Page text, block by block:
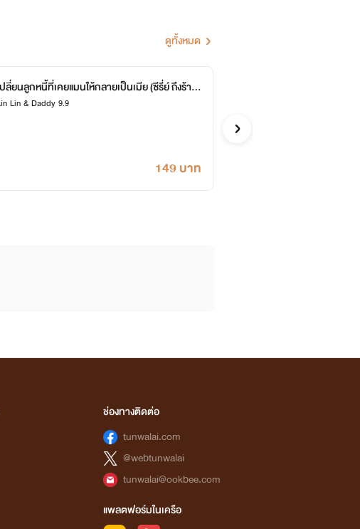
ดูทั้งหมด
ลี่ยนลูกหนี้ที่เคยแมนให้กลายเป็นเมีย (ซีรี่ย์ ถึงร้าย
หวถ้าใจมันรัก)
Lin & Daddy 9.9
149 บาท
ช่องทางติดต่อ
tunwalai.com
@webtunwalai
tunwalai@ookbee.com
แพลตฟอร์มในเครือ